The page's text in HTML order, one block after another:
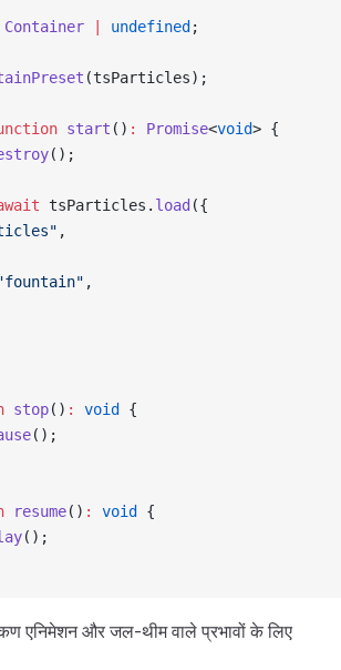
Container undefined ;
(tsParticles);
start () : Promise<void> {
();
tsParticles. load ({
,
,
stop() : void
{
();
resume() : void
{
();
कण एनिमेशन और जल-थीम वाले प्रभावों के लिए